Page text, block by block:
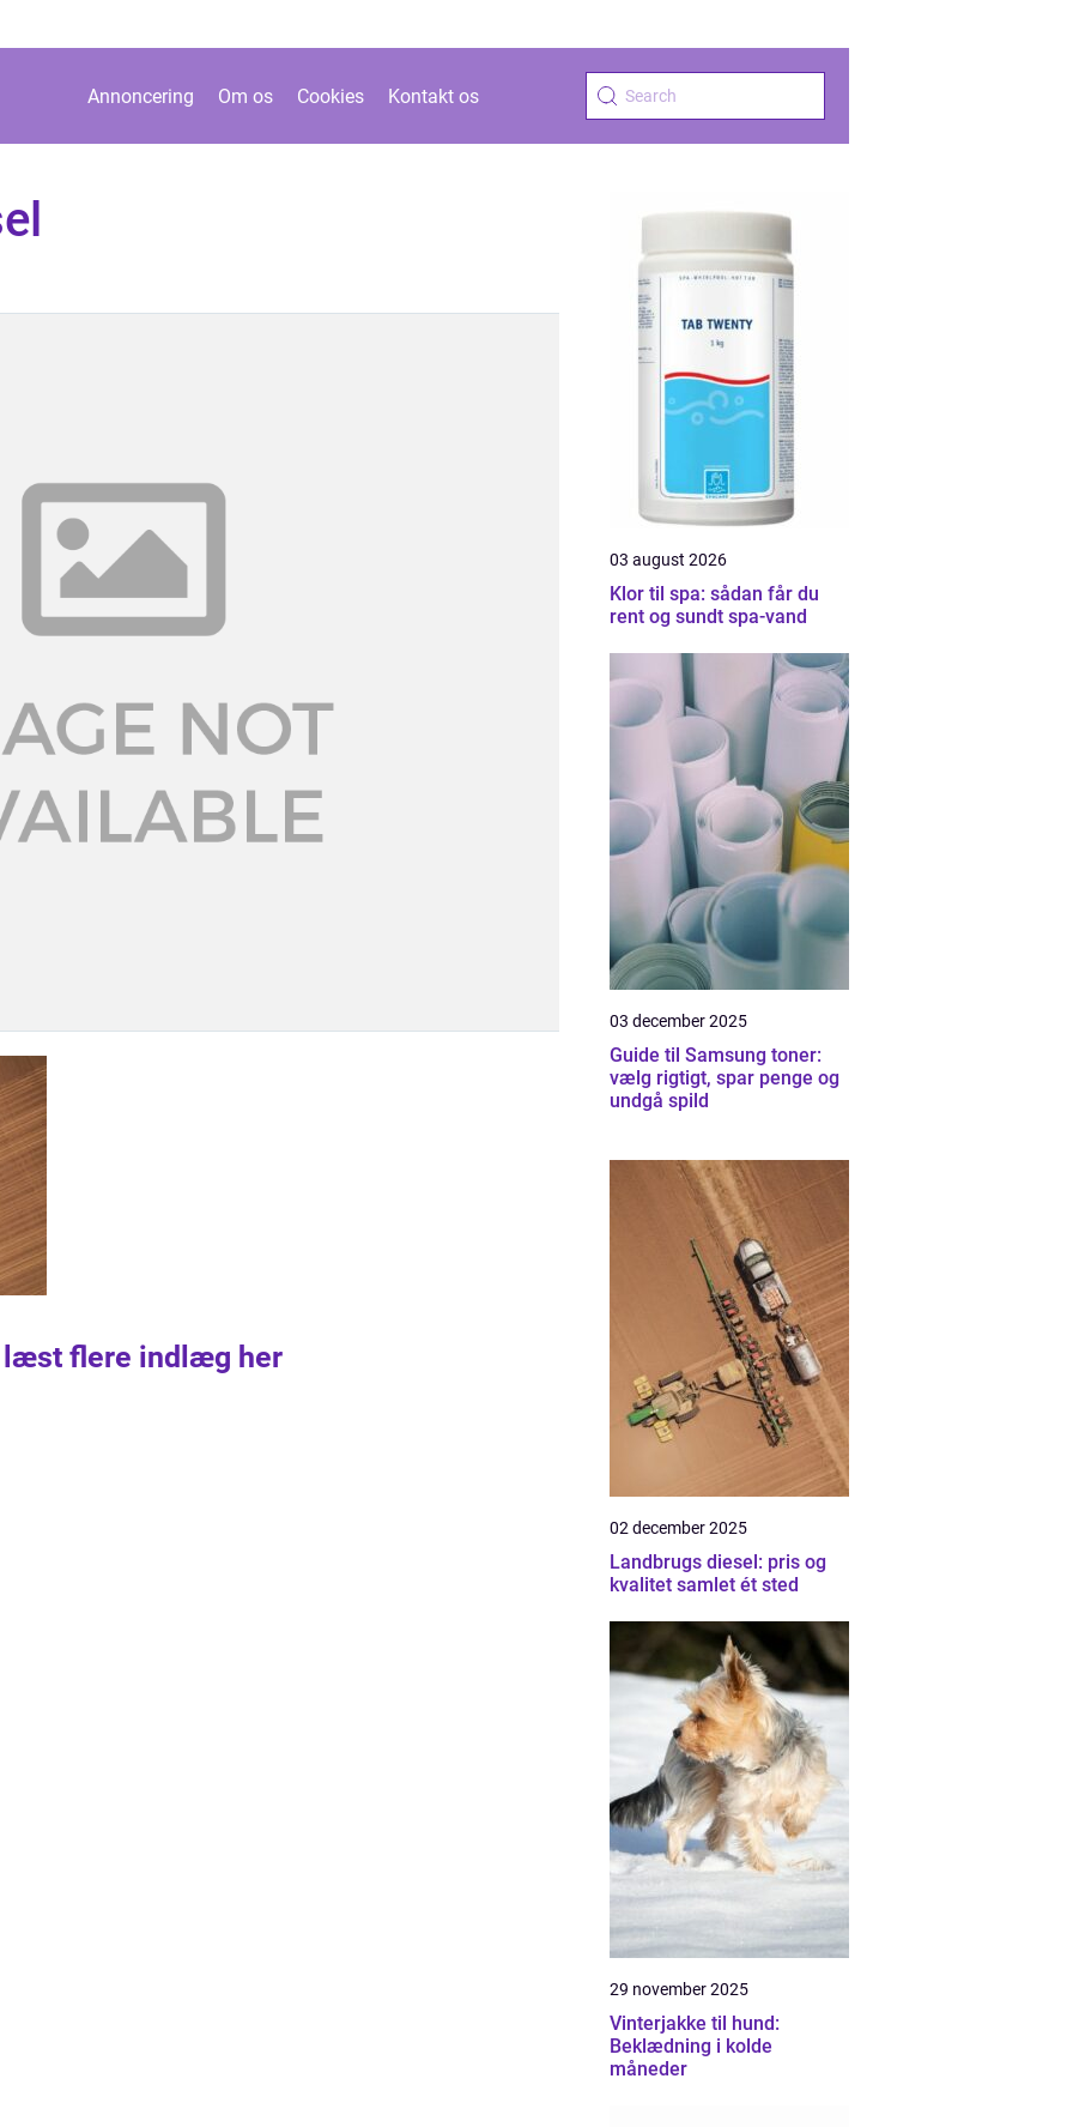
Annoncering Om os Cookies Kontakt os
læst flere indlæg her
03 august 2026
Klor til spa: sådan får du
rent og sundt spa-vand
03 december 2025
Guide til Samsung toner:
vælg rigtigt, spar penge og
undgå spild
02 december 2025
Landbrugs diesel: pris og
kvalitet samlet ét sted
29 november 2025
Vinterjakke til hund:
Beklædning i kolde
måneder